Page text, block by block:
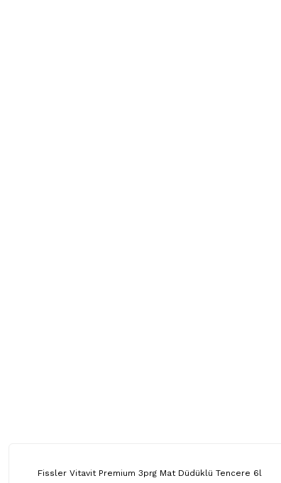
Fissler Vitavit Premium 3prg Mat Düdüklü Tencere 6l